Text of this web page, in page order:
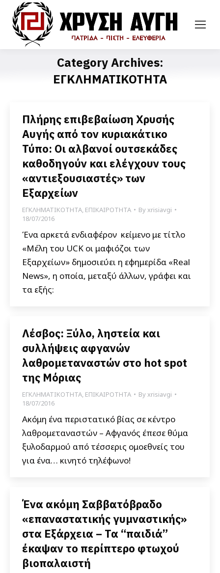
Category Archives:
ΕΓΚΛΗΜΑΤΙΚΟΤΗΤΑ
Πλήρης επιβεβαίωση Χρυσής
Αυγής από τον κυριακάτικο
Τύπο: Οι αλβανοί ουτσεκάδες
καθοδηγούν και ελέγχουν τους
«αντιεξουσιαστές» των
Εξαρχείων
ΕΓΚΛΗΜΑΤΙΚΟΤΗΤΑ, ΕΠΙΚΑΙΡΟΤΗΤΑ Byxrisiavgi
18/07/2016
Ένα αρκετά ενδιαφέρον κείμενο με τίτλο
«Μέλη του UCK οι μαφιόζοι των
Εξαρχείων» δημοσιεύει η εφημερίδα «Real
News», η οποία, μεταξύ άλλων, γράφει και
τα εξής:
Λέσβος: Ξύλο, ληστεία και
συλλήψεις αφγανών
λαθρομεταναστών στο hot spot
της Μόριας
ΕΓΚΛΗΜΑΤΙΚΟΤΗΤΑ, ΕΠΙΚΑΙΡΟΤΗΤΑ Byxrisiavgi
18/07/2016
Ακόμη ένα περιστατικό βίας σε κέντρο
λαθρομεταναστών – Αφγανός έπεσε θύμα
ξυλοδαρμού από τέσσερις ομοεθνείς του
για ένα… κινητό τηλέφωνο!
Ένα ακόμη Σαββατόβραδο
«επαναστατικής γυμναστικής»
στα Εξάρχεια – Τα “παιδιά”
έκαψαν το περίπτερο φτωχού
βιοπαλαιστή